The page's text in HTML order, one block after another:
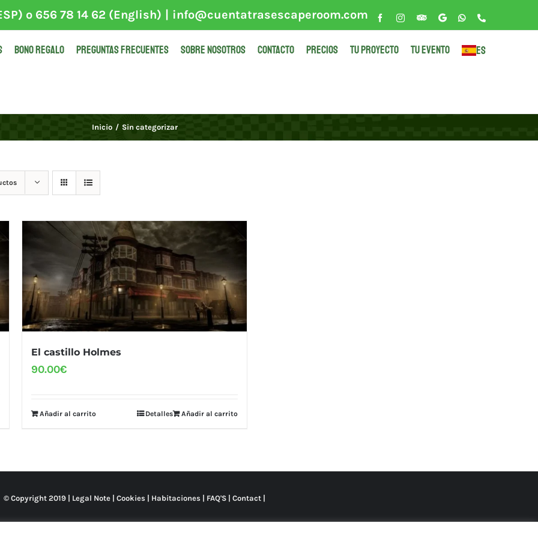
o 656 78 14 62 (English) info@cuentatrasescaperoom.com FacebookInstagramTripadvisor
GoogleWhatsApp
BONO REGALO PREGUNTAS FRECUENTES SOBRE NOSOTROS CONTACTO PRECIOS TU PROYECTO TU EVENTO ES
Inicio Sin categorizar
El castillo Holmes
90.00€
Añadir al carrito Añadir al carrito
Detalles
© Copyright 2019 | Legal Note Cookies Habitaciones FAQ'S Contact